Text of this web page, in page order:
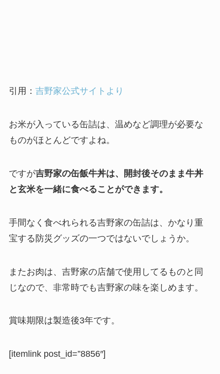
引用： 吉野家公式サイトより
お米が入っている缶詰は、温めなど調理が必要な
ものがほとんどですよね。
ですが吉野家の缶飯牛丼は、開封後そのまま牛丼
と玄米を一緒に食べることができます。
手間なく食べれられる吉野家の缶詰は、かなり重
宝する防災グッズの一つではないでしょうか。
またお肉は、吉野家の店舗で使用してるものと同
じなので、非常時でも吉野家の味を楽しめます。
賞味期限は製造後3年です。
[itemlink post_id=”8856″]